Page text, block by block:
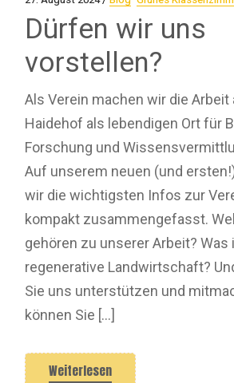
Dürfen wir uns
vorstellen?
Als Verein machen wir die Arbeit
Haidehof als lebendigen Ort für
Forschung und
Auf unserem neuen (und
wir die wichtigsten Infos zur
kompakt zusammengefasst.
gehören zu unserer Arbeit?
regenerative Landwirtschaft?
Sie uns unterstützen und
können Sie […]
Weiterlesen